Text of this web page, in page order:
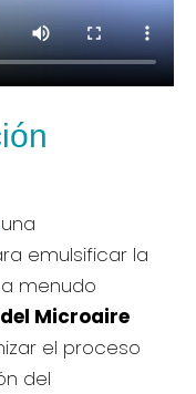
emulsificar la
menudo
Microaire
el proceso
del